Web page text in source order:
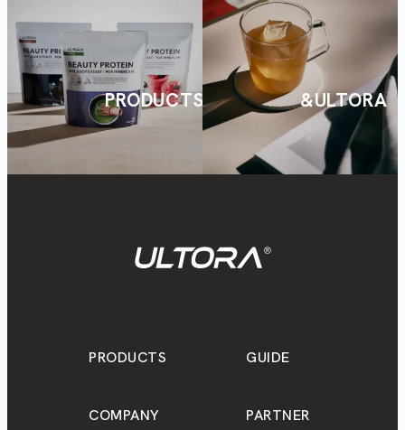
PRODUCTS &ULTORA
PRODUCTS GUIDE
COMPANY PARTNER